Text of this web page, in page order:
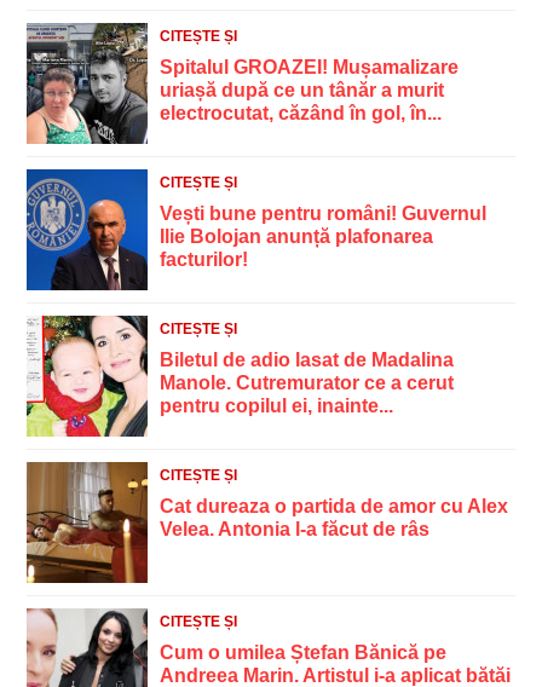
CITEȘTE ȘI
Spitalul GROAZEI! Mușamalizare
uriașă după ce un tânăr a murit
electrocutat, căzând în gol, în...
CITEȘTE ȘI
Vești bune pentru români! Guvernul
Ilie Bolojan anunță plafonarea
facturilor!
CITEȘTE ȘI
Biletul de adio lasat de Madalina
Manole. Cutremurator ce a cerut
pentru copilul ei, inainte...
CITEȘTE ȘI
Cat dureaza o partida de amor cu Alex
Velea. Antonia l-a făcut de râs
CITEȘTE ȘI
Cum o umilea Ștefan Bănică pe
Andreea Marin. Artistul i-a aplicat bătăi